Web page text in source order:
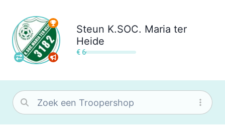
Steun K.SOC. Maria ter
Heide
€ 6